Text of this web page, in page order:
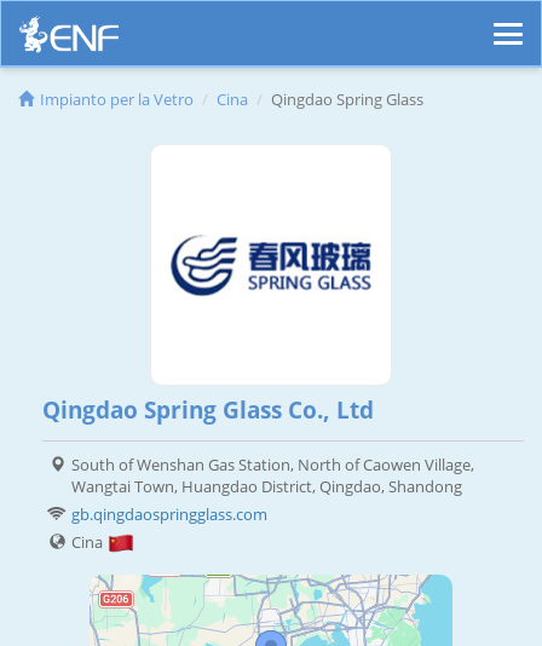
Impianto per la Vetro Cina Qingdao Spring Glass
Qingdao Spring Glass Co., Ltd
South of Wenshan Gas Station, North of Caowen Village,
Wangtai Town, Huangdao District, Qingdao, Shandong
gb.qingdaospringglass.com
Cina